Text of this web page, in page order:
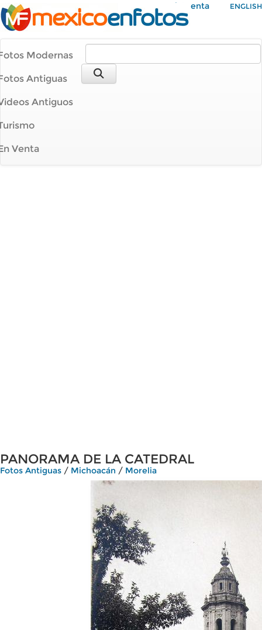
Mi Cuenta ENGLISH
Modernas
Antiguas
Antiguos
Venta
PANORAMA DE LA CATEDRAL
Fotos Antiguas / Michoacán / Morelia